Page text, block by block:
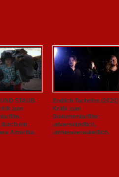
STAUB
zum
ein
Amerika.
Endlich Tacheles (2020)
Kritik zum
Dokumentarfilm:
unverständlich,
unmissverständlich.